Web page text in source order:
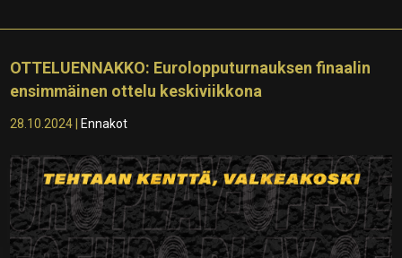
OTTELUENNAKKO: Eurolopputurnauksen finaalin
ensimmäinen ottelu keskiviikkona
28.10.2024 Ennakot